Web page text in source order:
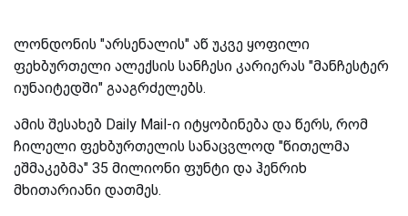
ლონდონის "არსენალის" აწ უკვე ყოფილი
ფეხბურთელი ალექსის სანჩესი კარიერას "მანჩესტერ
იუნაიტედში" გააგრძელებს.
ამის შესახებ Daily Mail-ი იტყობინება და წერს, რომ
ჩილელი ფეხბურთელის სანაცვლოდ "წითელმა
ეშმაკებმა" 35 მილიონი ფუნტი და ჰენრიხ
მხითარიანი დათმეს.